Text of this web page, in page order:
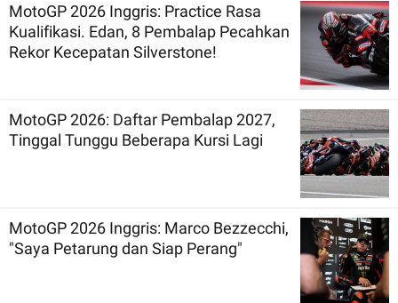
MotoGP 2026 Inggris: Practice Rasa
Kualifikasi. Edan, 8 Pembalap Pecahkan
Rekor Kecepatan Silverstone!
MotoGP 2026: Daftar Pembalap 2027,
Tinggal Tunggu Beberapa Kursi Lagi
MotoGP 2026 Inggris: Marco Bezzecchi,
"Saya Petarung dan Siap Perang"